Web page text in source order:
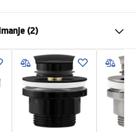
Sanitarna keramika
Bijela
Mat
610mm
385
mm
120 mm
100mm
(2)
_5.pdf